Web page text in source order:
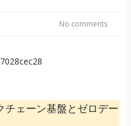
No comments
チェーン基盤とゼロデー